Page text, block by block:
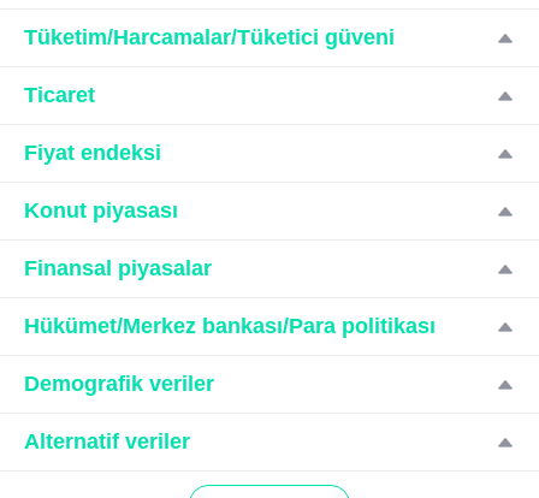
Tüketim/Harcamalar/Tüketici güveni
Ticaret
Fiyat endeksi
Konut piyasası
Finansal piyasalar
Hükümet/Merkez bankası/Para politikası
Demografik veriler
Alternatif veriler